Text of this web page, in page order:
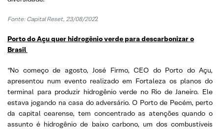
Fonte: Capital Reset, 23/08/2022
Porto do Açu quer hidrogênio verde para descarbonizar o
Brasil
“No começo de agosto, José Firmo, CEO do Porto do Açu,
apresentou num evento realizado em Fortaleza os planos do
terminal para produzir hidrogênio verde no Rio de Janeiro. Ele
estava jogando na casa do adversário. O Porto de Pecém, perto
da capital cearense, tem concentrado as atenções quando o
assunto é hidrogênio de baixo carbono, um dos combustíveis